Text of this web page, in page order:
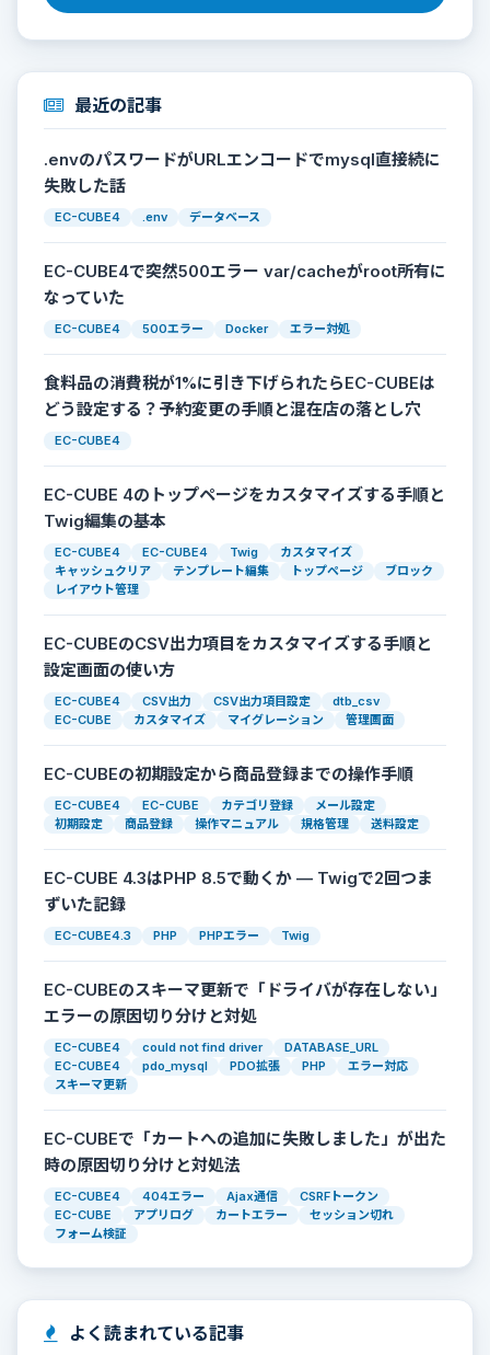
最近の記事
.envのパスワードがURLエンコードでmysql直接続に
失敗した話
EC-CUBE4 .env データベース
EC-CUBE4で突然500エラー var/cacheがroot所有に
なっていた
EC-CUBE4 500エラー Docker エラー対処
食料品の消費税が1%に引き下げられたらEC-CUBEは
どう設定する？予約変更の手順と混在店の落とし穴
EC-CUBE4
EC-CUBE 4のトップページをカスタマイズする手順と
Twig編集の基本
EC-CUBE4 EC-CUBE4 Twig
カスタマイズ
キャッシュクリア
テンプレート編集 トップページ
ブロック
レイアウト管理
EC-CUBEのCSV出力項目をカスタマイズする手順と
設定画面の使い方
EC-CUBE4 CSV出力 CSV出力項目設定
dtb_csv
EC-CUBE
カスタマイズ マイグレーション 管理画面
EC-CUBEの初期設定から商品登録までの操作手順
EC-CUBE4 EC-CUBE カテゴリ登録
メール設定
初期設定
商品登録 操作マニュアル 規格管理 送料設定
EC-CUBE 4.3はPHP 8.5で動くか — Twigで2回つま
ずいた記録
EC-CUBE4.3 PHP PHPエラー Twig
EC-CUBEのスキーマ更新で「ドライバが存在しない」
エラーの原因切り分けと対処
EC-CUBE4 could not find driver
DATABASE_URL
EC-CUBE4
pdo_mysql PDO拡張 PHP
エラー対応
スキーマ更新
EC-CUBEで「カートへの追加に失敗しました」が出た
時の原因切り分けと対処法
EC-CUBE4 404エラー Ajax通信
CSRFトークン
EC-CUBE
アプリログ カートエラー
セッション切れ
フォーム検証
よく読まれている記事